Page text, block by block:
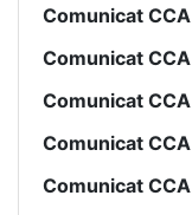
Comunicat CCA
Comunicat CCA
Comunicat CCA
Comunicat CCA
Comunicat CCA